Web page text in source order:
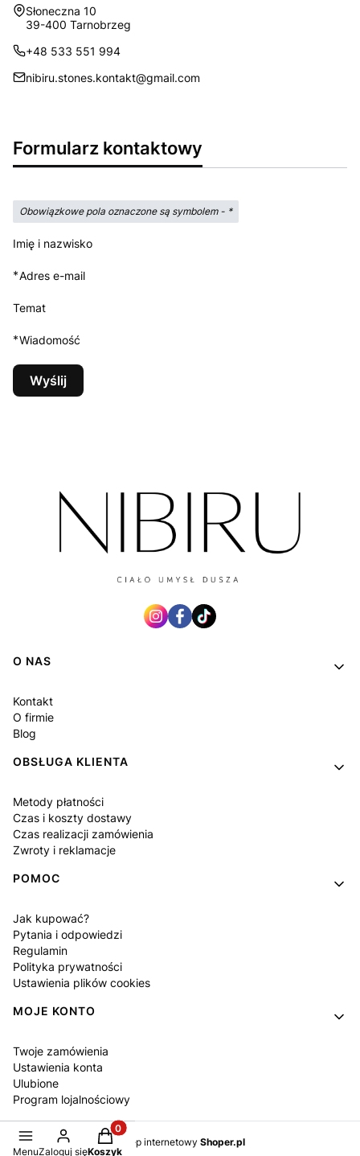
Adres:
Słoneczna 10
39-400 Tarnobrzeg
+48 533 551 994
nibiru.stones.kontakt@gmail.com
Formularz kontaktowy
Obowiązkowe pola oznaczone są symbolem - *
Imię i nazwisko
*Adres e-mail
Temat
*Wiadomość
Wyślij
Linki w stopce
O NAS
Kontakt
O firmie
Blog
OBSŁUGA KLIENTA
Metody płatności
Czas i koszty dostawy
Czas realizacji zamówienia
Zwroty i reklamacje
POMOC
Jak kupować?
Pytania i odpowiedzi
Regulamin
Polityka prywatności
Ustawienia plików cookies
MOJE KONTO
Twoje zamówienia
Ustawienia konta
Ulubione
Program lojalnościowy
Sklep internetowy Shoper.pl
MenuZaloguj się
Produkty w koszyku: 0. Zobacz szczegóły
Koszyk